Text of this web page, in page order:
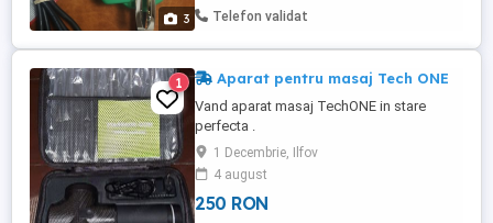
3
produs gasiti pe internet; - nu raspund la
Telefon validat
1 Aparat pentru masaj Tech ONE
Vand aparat masaj TechONE in stare
perfecta .
1 Decembrie, Ilfov
4 august
250 RON